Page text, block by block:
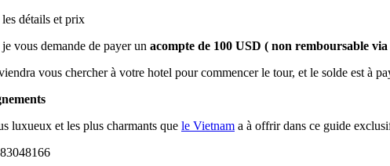
détails et prix
vous demande de payer un acompte de 100 USD ( non remboursable
vous chercher à votre hotel pour commencer le tour, et le solde est à
luxueux et les plus charmants que le Vietnam a à offrir dans ce guide